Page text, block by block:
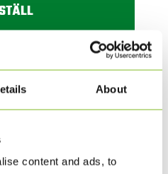
About
content and ads, to